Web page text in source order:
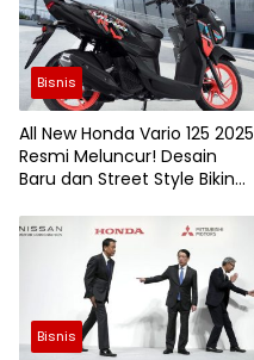
Bisnis
All New Honda Vario 125 2025
Resmi Meluncur! Desain
Baru dan Street Style Bikin
Bisnis